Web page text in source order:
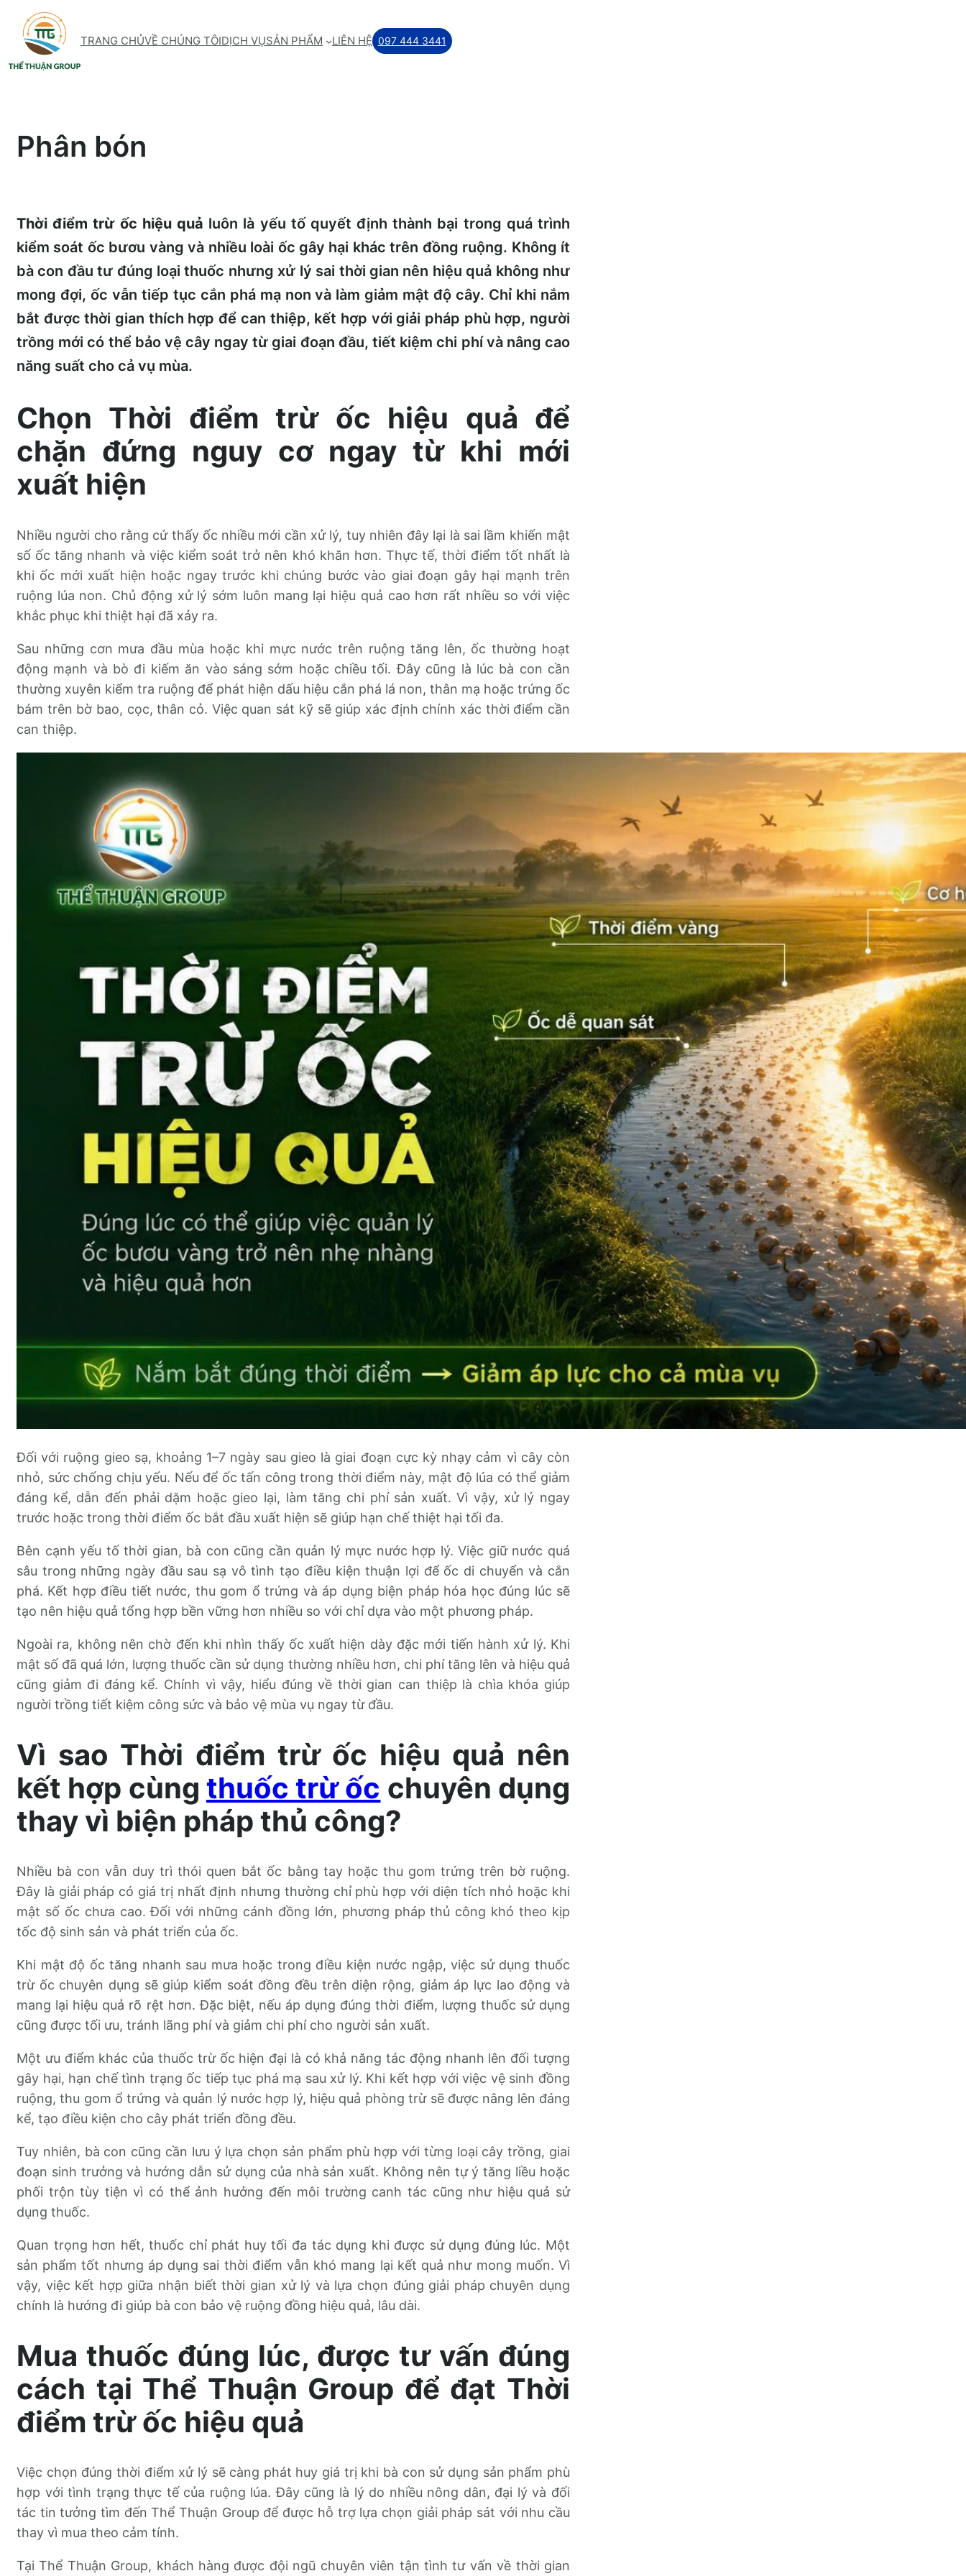
Skip
content
TRANG CHỦVỀ CHÚNG TÔIDỊCH VỤSẢN PHẨM LIÊN HỆ 097 444 3441
Phân bón
Thời điểm trừ ốc hiệu quả luôn là yếu tố quyết định thành bại trong quá trình
kiểm soát ốc bươu vàng và nhiều loài ốc gây hại khác trên đồng ruộng. Không ít
bà con đầu tư đúng loại thuốc nhưng xử lý sai thời gian nên hiệu quả không như
mong đợi, ốc vẫn tiếp tục cắn phá mạ non và làm giảm mật độ cây. Chỉ khi nắm
bắt được thời gian thích hợp để can thiệp, kết hợp với giải pháp phù hợp, người
trồng mới có thể bảo vệ cây ngay từ giai đoạn đầu, tiết kiệm chi phí và nâng cao
năng suất cho cả vụ mùa.
Chọn Thời điểm trừ ốc hiệu quả để
chặn đứng nguy cơ ngay từ khi mới
xuất hiện
Nhiều người cho rằng cứ thấy ốc nhiều mới cần xử lý, tuy nhiên đây lại là sai lầm khiến mật
số ốc tăng nhanh và việc kiểm soát trở nên khó khăn hơn. Thực tế, thời điểm tốt nhất là
khi ốc mới xuất hiện hoặc ngay trước khi chúng bước vào giai đoạn gây hại mạnh trên
ruộng lúa non. Chủ động xử lý sớm luôn mang lại hiệu quả cao hơn rất nhiều so với việc
khắc phục khi thiệt hại đã xảy ra.
Sau những cơn mưa đầu mùa hoặc khi mực nước trên ruộng tăng lên, ốc thường hoạt
động mạnh và bò đi kiếm ăn vào sáng sớm hoặc chiều tối. Đây cũng là lúc bà con cần
thường xuyên kiểm tra ruộng để phát hiện dấu hiệu cắn phá lá non, thân mạ hoặc trứng ốc
bám trên bờ bao, cọc, thân cỏ. Việc quan sát kỹ sẽ giúp xác định chính xác thời điểm cần
can thiệp.
Đối với ruộng gieo sạ, khoảng 1–7 ngày sau gieo là giai đoạn cực kỳ nhạy cảm vì cây còn
nhỏ, sức chống chịu yếu. Nếu để ốc tấn công trong thời điểm này, mật độ lúa có thể giảm
đáng kể, dẫn đến phải dặm hoặc gieo lại, làm tăng chi phí sản xuất. Vì vậy, xử lý ngay
trước hoặc trong thời điểm ốc bắt đầu xuất hiện sẽ giúp hạn chế thiệt hại tối đa.
Bên cạnh yếu tố thời gian, bà con cũng cần quản lý mực nước hợp lý. Việc giữ nước quá
sâu trong những ngày đầu sau sạ vô tình tạo điều kiện thuận lợi để ốc di chuyển và cắn
phá. Kết hợp điều tiết nước, thu gom ổ trứng và áp dụng biện pháp hóa học đúng lúc sẽ
tạo nên hiệu quả tổng hợp bền vững hơn nhiều so với chỉ dựa vào một phương pháp.
Ngoài ra, không nên chờ đến khi nhìn thấy ốc xuất hiện dày đặc mới tiến hành xử lý. Khi
mật số đã quá lớn, lượng thuốc cần sử dụng thường nhiều hơn, chi phí tăng lên và hiệu quả
cũng giảm đi đáng kể. Chính vì vậy, hiểu đúng về thời gian can thiệp là chìa khóa giúp
người trồng tiết kiệm công sức và bảo vệ mùa vụ ngay từ đầu.
Vì sao Thời điểm trừ ốc hiệu quả nên
kết hợp cùng thuốc trừ ốc chuyên dụng
thay vì biện pháp thủ công?
Nhiều bà con vẫn duy trì thói quen bắt ốc bằng tay hoặc thu gom trứng trên bờ ruộng.
Đây là giải pháp có giá trị nhất định nhưng thường chỉ phù hợp với diện tích nhỏ hoặc khi
mật số ốc chưa cao. Đối với những cánh đồng lớn, phương pháp thủ công khó theo kịp
tốc độ sinh sản và phát triển của ốc.
Khi mật độ ốc tăng nhanh sau mưa hoặc trong điều kiện nước ngập, việc sử dụng thuốc
trừ ốc chuyên dụng sẽ giúp kiểm soát đồng đều trên diện rộng, giảm áp lực lao động và
mang lại hiệu quả rõ rệt hơn. Đặc biệt, nếu áp dụng đúng thời điểm, lượng thuốc sử dụng
cũng được tối ưu, tránh lãng phí và giảm chi phí cho người sản xuất.
Một ưu điểm khác của thuốc trừ ốc hiện đại là có khả năng tác động nhanh lên đối tượng
gây hại, hạn chế tình trạng ốc tiếp tục phá mạ sau xử lý. Khi kết hợp với việc vệ sinh đồng
ruộng, thu gom ổ trứng và quản lý nước hợp lý, hiệu quả phòng trừ sẽ được nâng lên đáng
kể, tạo điều kiện cho cây phát triển đồng đều.
Tuy nhiên, bà con cũng cần lưu ý lựa chọn sản phẩm phù hợp với từng loại cây trồng, giai
đoạn sinh trưởng và hướng dẫn sử dụng của nhà sản xuất. Không nên tự ý tăng liều hoặc
phối trộn tùy tiện vì có thể ảnh hưởng đến môi trường canh tác cũng như hiệu quả sử
dụng thuốc.
Quan trọng hơn hết, thuốc chỉ phát huy tối đa tác dụng khi được sử dụng đúng lúc. Một
sản phẩm tốt nhưng áp dụng sai thời điểm vẫn khó mang lại kết quả như mong muốn. Vì
vậy, việc kết hợp giữa nhận biết thời gian xử lý và lựa chọn đúng giải pháp chuyên dụng
chính là hướng đi giúp bà con bảo vệ ruộng đồng hiệu quả, lâu dài.
Mua thuốc đúng lúc, được tư vấn đúng
cách tại Thể Thuận Group để đạt Thời
điểm trừ ốc hiệu quả
Việc chọn đúng thời điểm xử lý sẽ càng phát huy giá trị khi bà con sử dụng sản phẩm phù
hợp với tình trạng thực tế của ruộng lúa. Đây cũng là lý do nhiều nông dân, đại lý và đối
tác tin tưởng tìm đến Thể Thuận Group để được hỗ trợ lựa chọn giải pháp sát với nhu cầu
thay vì mua theo cảm tính.
Tại Thể Thuận Group, khách hàng được đội ngũ chuyên viên tận tình tư vấn về thời gian